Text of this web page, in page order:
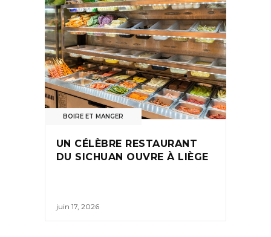
BOIRE ET MANGER
UN CÉLÈBRE RESTAURANT
DU SICHUAN OUVRE À LIÈGE
juin 17, 2026